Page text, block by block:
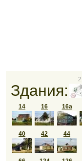
Здания:
2
14 16 16а
40 42 44